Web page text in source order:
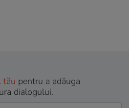
tău pentru a adăuga
dialogului.